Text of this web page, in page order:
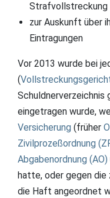
Strafvollstreckung
zur Auskunft über
Eintragungen
Vor 2013 wurde bei
(
Schuldnerverzeichnis
eingetragen wurde,
Versicherung (früher
Zivilprozeßordnung
Abgabenordnung (AO)
hatte, oder gegen die
die Haft angeordnet